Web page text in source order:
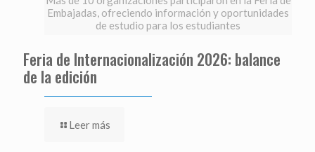
Embajadas, ofreciendo información y oportunidades
de estudio para los estudiantes
Feria de Internacionalización 2026: balance
de la edición
Leer más